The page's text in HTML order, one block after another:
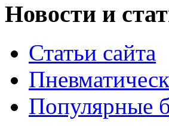
Новости и
Статьи сайта
Популярные